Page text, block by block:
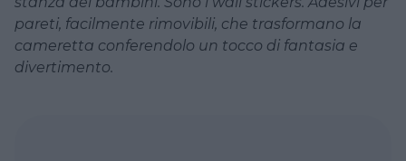
pareti, facilmente rimovibili, che trasformano la
cameretta conferendolo un tocco di fantasia e
divertimento.